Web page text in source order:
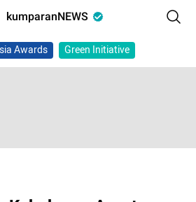
kumparanNEWS
Awards Green Initiative